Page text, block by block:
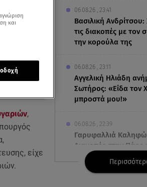
06.08.26 , 23:41
Βασιλική Ανδρίτσου:
τις διακοπές με τον
την κορούλα της
06.08.26 , 23:11
Αγγελική Ηλιάδη
Σωτήρος: «Είδα τον
μπροστά μου!»
06.08.26 , 22:39
Γαρυφαλλιά
Διακοπές στην Πάρο
Χρήστο Μάστορα
,
είχε
και